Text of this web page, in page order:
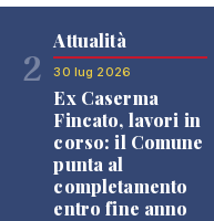
2
Attualità
30 lug 2026
Ex Caserma
Fincato, lavori in
corso: il Comune
punta al
completamento
entro fine anno